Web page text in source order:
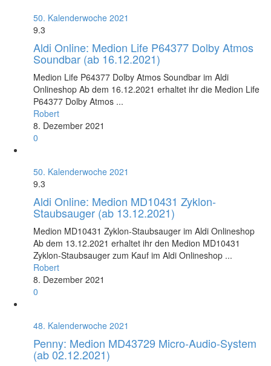
50. Kalenderwoche 2021
9.3
Aldi Online: Medion Life P64377 Dolby Atmos
Soundbar (ab 16.12.2021)
Medion Life P64377 Dolby Atmos Soundbar im Aldi
Onlineshop Ab dem 16.12.2021 erhaltet ihr die Medion Life
P64377 Dolby Atmos ...
Robert
8. Dezember 2021
0
50. Kalenderwoche 2021
9.3
Aldi Online: Medion MD10431 Zyklon-
Staubsauger (ab 13.12.2021)
Medion MD10431 Zyklon-Staubsauger im Aldi Onlineshop
Ab dem 13.12.2021 erhaltet ihr den Medion MD10431
Zyklon-Staubsauger zum Kauf im Aldi Onlineshop ...
Robert
8. Dezember 2021
0
48. Kalenderwoche 2021
Penny: Medion MD43729 Micro-Audio-System
(ab 02.12.2021)